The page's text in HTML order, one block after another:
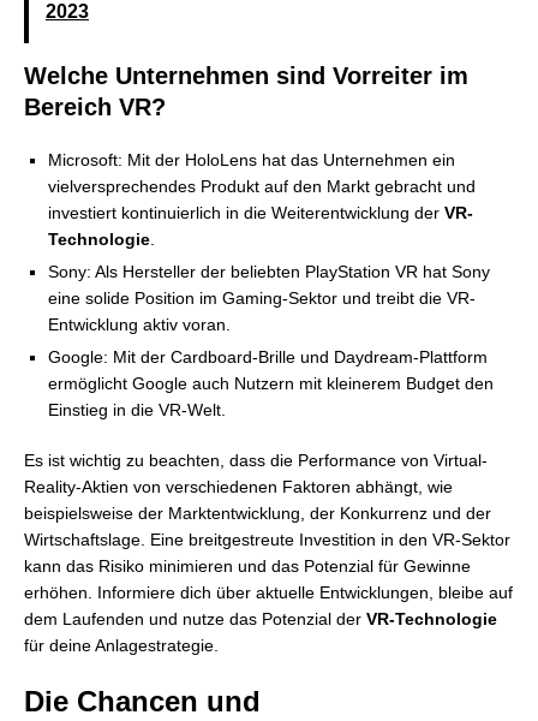
2023
Welche Unternehmen sind Vorreiter im
Bereich VR?
Microsoft: Mit der HoloLens hat das Unternehmen ein
vielversprechendes Produkt auf den Markt gebracht und
investiert kontinuierlich in die Weiterentwicklung der VR-
Technologie
Sony: Als Hersteller der beliebten PlayStation VR hat Sony
eine solide Position im Gaming-Sektor und treibt die VR-
Entwicklung aktiv voran.
Google: Mit der Cardboard-Brille und Daydream-Plattform
ermöglicht Google auch Nutzern mit kleinerem Budget den
Einstieg in die VR-Welt.
Es ist wichtig zu beachten, dass die Performance von Virtual-
Reality-Aktien von verschiedenen Faktoren abhängt, wie
beispielsweise der Marktentwicklung, der Konkurrenz und der
Wirtschaftslage. Eine breitgestreute Investition in den VR-Sektor
kann das Risiko minimieren und das Potenzial für Gewinne
erhöhen. Informiere dich über aktuelle Entwicklungen, bleibe auf
dem Laufenden und nutze das Potenzial der VR-Technologie
für deine Anlagestrategie.
Die Chancen und